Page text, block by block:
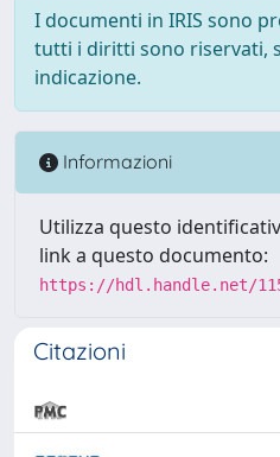
I documenti in IRIS sono
tutti i diritti sono riservati,
indicazione.
Informazioni
Utilizza questo
link a questo documento:
https://hdl.handle.net/
Citazioni